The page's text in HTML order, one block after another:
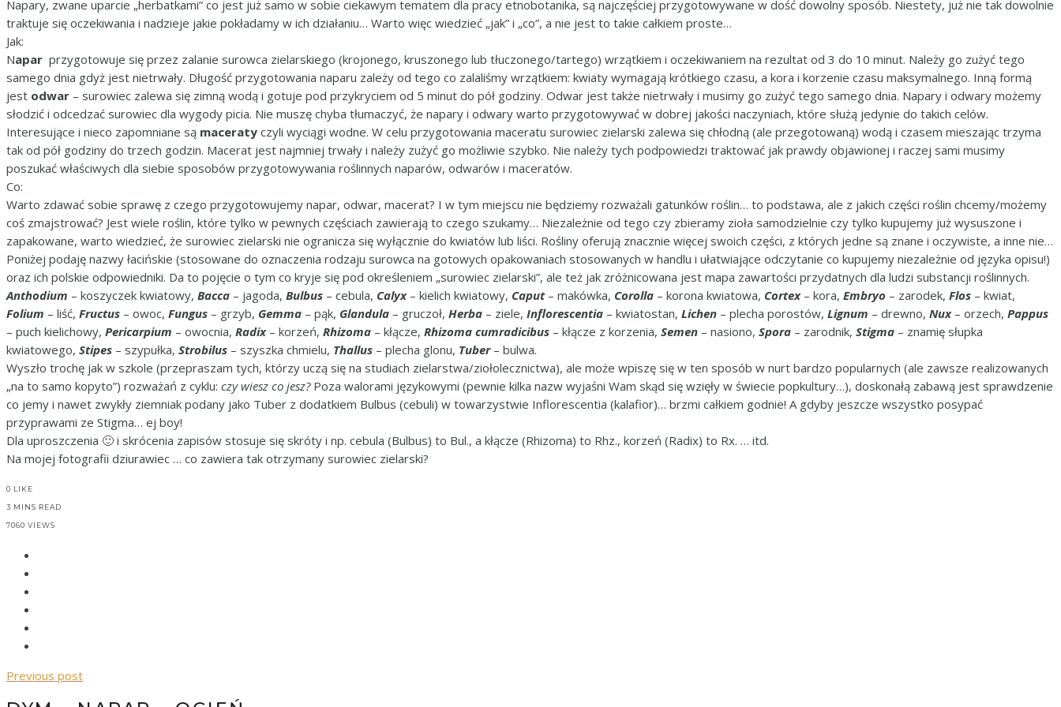
Napary, zwane uparcie „herbatkami” co jest już samo w sobie ciekawym tematem dla pracy etnobotanika, są najczęściej przygotowywane w dość dowolny sposób. Niestety, już nie tak dowolnie
traktuje się oczekiwania i nadzieje jakie pokładamy w ich działaniu… Warto więc wiedzieć „jak” i „co”, a nie jest to takie całkiem proste…
Jak:
Napar przygotowuje się przez zalanie surowca zielarskiego (krojonego, kruszonego lub tłuczonego/tartego) wrzątkiem i oczekiwaniem na rezultat od 3 do 10 minut. Należy go zużyć tego
samego dnia gdyż jest nietrwały. Długość przygotowania naparu zależy od tego co zalaliśmy wrzątkiem: kwiaty wymagają krótkiego czasu, a kora i korzenie czasu maksymalnego. Inną formą
jest odwar – surowiec zalewa się zimną wodą i gotuje pod przykryciem od 5 minut do pół godziny. Odwar jest także nietrwały i musimy go zużyć tego samego dnia. Napary i odwary możemy
słodzić i odcedzać surowiec dla wygody picia. Nie muszę chyba tłumaczyć, że napary i odwary warto przygotowywać w dobrej jakości naczyniach, które służą jedynie do takich celów.
Interesujące i nieco zapomniane są maceraty czyli wyciągi wodne. W celu przygotowania maceratu surowiec zielarski zalewa się chłodną (ale przegotowaną) wodą i czasem mieszając trzyma
tak od pół godziny do trzech godzin. Macerat jest najmniej trwały i należy zużyć go możliwie szybko. Nie należy tych podpowiedzi traktować jak prawdy objawionej i raczej sami musimy
poszukać właściwych dla siebie sposobów przygotowywania roślinnych naparów, odwarów i maceratów.
Co:
Warto zdawać sobie sprawę z czego przygotowujemy napar, odwar, macerat? I w tym miejscu nie będziemy rozważali gatunków roślin… to podstawa, ale z jakich części roślin chcemy/możemy
coś zmajstrować? Jest wiele roślin, które tylko w pewnych częściach zawierają to czego szukamy… Niezależnie od tego czy zbieramy zioła samodzielnie czy tylko kupujemy już wysuszone i
zapakowane, warto wiedzieć, że surowiec zielarski nie ogranicza się wyłącznie do kwiatów lub liści. Rośliny oferują znacznie więcej swoich części, z których jedne są znane i oczywiste, a inne nie…
Poniżej podaję nazwy łacińskie (stosowane do oznaczenia rodzaju surowca na gotowych opakowaniach stosowanych w handlu i ułatwiające odczytanie co kupujemy niezależnie od języka opisu!)
oraz ich polskie odpowiedniki. Da to pojęcie o tym co kryje się pod określeniem „surowiec zielarski”, ale też jak zróżnicowana jest mapa zawartości przydatnych dla ludzi substancji roślinnych.
Anthodium – koszyczek kwiatowy, Bacca – jagoda, Bulbus – cebula, Calyx– kielich kwiatowy, Caput– makówka, Corolla – korona kwiatowa, Cortex– kora, Embryo – zarodek, Flos – kwiat,
Folium – liść, Fructus – owoc, Fungus – grzyb, Gemma – pąk, Glandula – gruczoł, Herba – ziele, Inflorescentia – kwiatostan, Lichen – plecha porostów, Lignum – drewno, Nux– orzech, Pappus
– puch kielichowy, Pericarpium – owocnia, Radix– korzeń, Rhizoma – kłącze, Rhizoma cumradicibus – kłącze z korzenia, Semen – nasiono, Spora – zarodnik, Stigma – znamię słupka
kwiatowego, Stipes – szypułka, Strobilus – szyszka chmielu, Thallus – plecha glonu, Tuber– bulwa.
Wyszło trochę jak w szkole (przepraszam tych, którzy uczą się na studiach zielarstwa/ziołolecznictwa), ale może wpiszę się w ten sposób w nurt bardzo popularnych (ale zawsze realizowanych
„na to samo kopyto”) rozważań z cyklu: czy wiesz co jesz? Poza walorami językowymi (pewnie kilka nazw wyjaśni Wam skąd się wzięły w świecie popkultury…), doskonałą zabawą jest sprawdzenie
co jemy i nawet zwykły ziemniak podany jako Tuber z dodatkiem Bulbus (cebuli) w towarzystwie Inflorescentia (kalafior)… brzmi całkiem godnie! A gdyby jeszcze wszystko posypać
przyprawami ze Stigma… ej boy!
Dla uproszczenia 🙂 i skrócenia zapisów stosuje się skróty i np. cebula (Bulbus) to Bul., a kłącze (Rhizoma) to Rhz., korzeń (Radix) to Rx. … itd.
Na mojej fotografii dziurawiec … co zawiera tak otrzymany surowiec zielarski?
0 LIKE
3 MINS READ
7060 VIEWS
Previous post